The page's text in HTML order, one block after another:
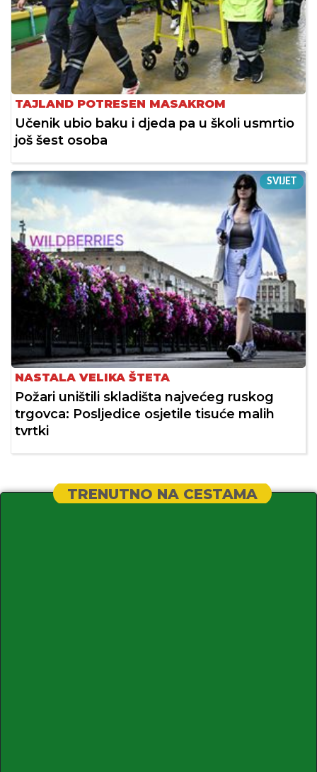
TAJLAND POTRESEN MASAKROM
Učenik ubio baku i djeda pa u školi usmrtio
još šest osoba
SVIJET
NASTALA VELIKA ŠTETA
Požari uništili skladišta najvećeg ruskog
trgovca: Posljedice osjetile tisuće malih
tvrtki
TRENUTNO NA CESTAMA